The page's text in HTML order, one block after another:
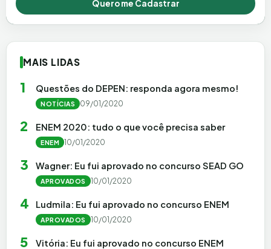
Quero me Cadastrar
MAIS LIDAS
1 Questões do DEPEN: responda agora mesmo!
NOTÍCIAS 09/01/2020
2 ENEM 2020: tudo o que você precisa saber
ENEM 10/01/2020
3 Wagner: Eu fui aprovado no concurso SEAD GO
APROVADOS 10/01/2020
4 Ludmila: Eu fui aprovado no concurso ENEM
APROVADOS 10/01/2020
5 Vitória: Eu fui aprovado no concurso ENEM